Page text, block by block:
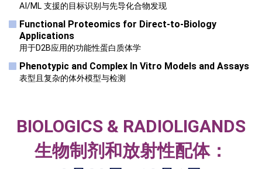
AI/ML 支援的目标识别与先导化合物发现
Functional Proteomics for Direct-to-Biology
Applications
用于D2B应用的功能性蛋白质体学
Phenotypic and Complex In Vitro Models and Assays
表型且复杂的体外模型与检测
BIOLOGICS & RADIOLIGANDS
生物制剂和放射性配体：